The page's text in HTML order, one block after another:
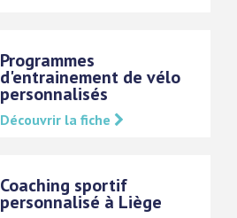
Programmes
d'entrainement de vélo
personnalisés
Découvrir la fiche
Coaching sportif
personnalisé à Liège